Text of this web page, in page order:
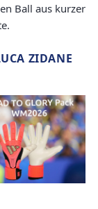
Ball aus kurzer
ZIDANE